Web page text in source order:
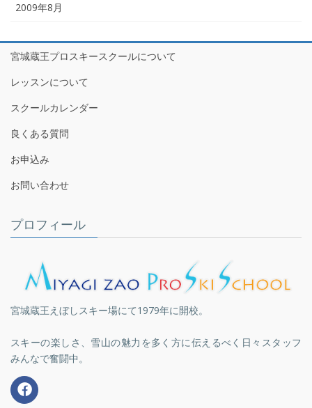
2009年8月
宮城蔵王プロスキースクールについて
レッスンについて
スクールカレンダー
良くある質問
お申込み
お問い合わせ
プロフィール
宮城蔵王えぼしスキー場にて1979年に開校。
スキーの楽しさ、雪山の魅力を多く方に伝えるべく日々スタッフ
みんなで奮闘中。